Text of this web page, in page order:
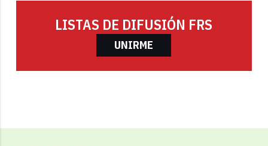
LISTAS DE DIFUSIÓN FRS
UNIRME